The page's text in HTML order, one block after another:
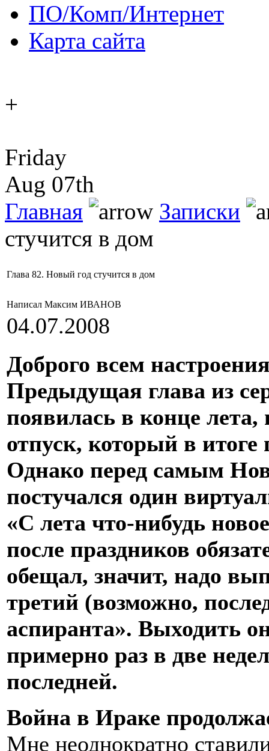
ПО/Комп/Интернет
Карта сайта
+
Friday
Aug 07th
Главная
Записки
стучится в дом
Глава 82. Новый год стучится в дом
Написал Максим ИВАНОВ
04.07.2008
Доброго всем
Предыдущая глава из
появилась в конце
отпуск, который в итоге
Однако перед самым
постучался один
«С лета что-нибудь
после праздников
обещал, значит, надо
третий (возможно,
аспиранта». Выходить
примерно раз в две
последней.
Война в Ираке
Мне неоднократно